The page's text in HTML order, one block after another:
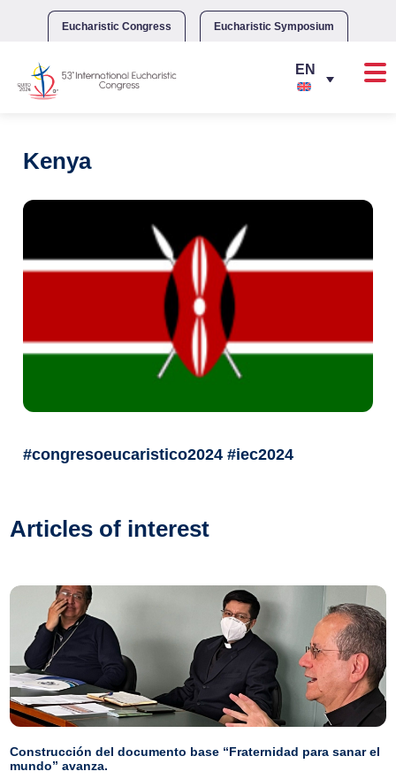
Eucharistic Congress Eucharistic Symposium
Kenya
#congresoeucaristico2024 #iec2024
Articles of interest
Construcción del documento base “Fraternidad para sanar el
mundo” avanza.